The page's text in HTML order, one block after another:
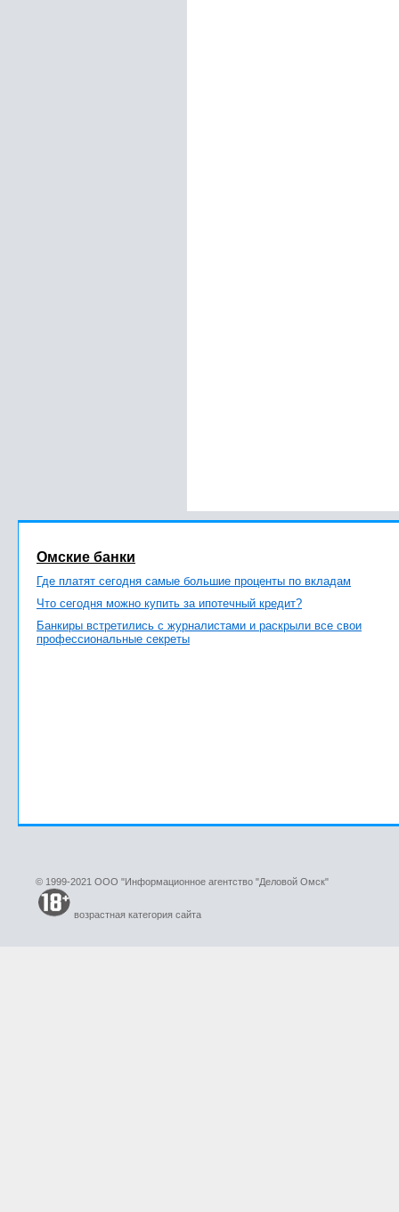
Омские банки
Где платят сегодня самые большие проценты по вкладам
Что сегодня можно купить за ипотечный кредит?
Банкиры встретились с журналистами и раскрыли все свои
профессиональные секреты
© 1999-2021 ООО "Информационное агентство "Деловой Омск"
возрастная категория сайта